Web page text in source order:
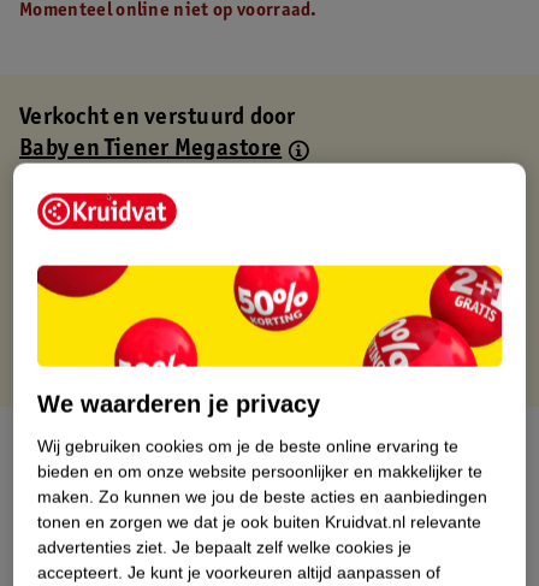
Momenteel online niet op voorraad.
Verkocht en verstuurd door
Baby en Tiener Megastore
Binnen 1 werkdag verstuurd
Gratis thuisbezorgd
Gratis punten met je Kruidvat kaart
Over dit product
Productinformatie
Nature Impact Score
We waarderen je privacy
Wij gebruiken cookies om je de beste online ervaring te
bieden en om onze website persoonlijker en makkelijker te
maken. Zo kunnen we jou de beste acties en aanbiedingen
tonen en zorgen we dat je ook buiten Kruidvat.nl relevante
advertenties ziet. Je bepaalt zelf welke cookies je
accepteert. Je kunt je voorkeuren altijd aanpassen of